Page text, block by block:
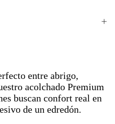
entre abrigo,
acolchado Premium
buscan confort real en
de un edredón.